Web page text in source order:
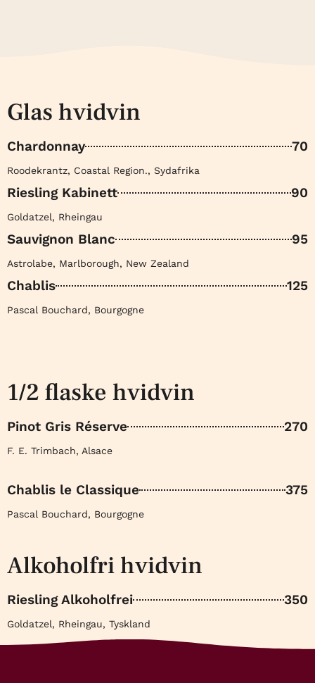
Glas hvidvin
Chardonnay 70
Roodekrantz, Coastal Region., Sydafrika
Riesling Kabinett 90
Goldatzel, Rheingau
Sauvignon Blanc 95
Astrolabe, Marlborough, New Zealand
Chablis 125
Pascal Bouchard, Bourgogne
1/2 flaske hvidvin
Pinot Gris Réserve 270
F. E. Trimbach, Alsace
Chablis le Classique 375
Pascal Bouchard, Bourgogne
Alkoholfri hvidvin
Riesling Alkoholfrei 350
Goldatzel, Rheingau, Tyskland